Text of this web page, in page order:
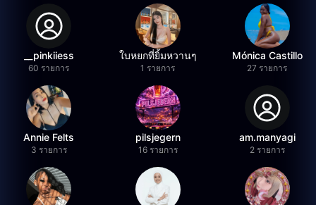
__pinkiiess
60 รายการ
ใบหยกที่ยิ้มหวานๆ
1 รายการ
Mónica Castillo
27 รายการ
Annie Felts
3 รายการ
pilsjegern
16 รายการ
am.manyagi
2 รายการ